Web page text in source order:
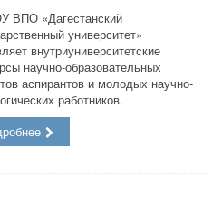
ВПО «Дагестанский
университет»
внутриуниверситетские
научно-образовательных
аспирантов и молодых научно-
работников.